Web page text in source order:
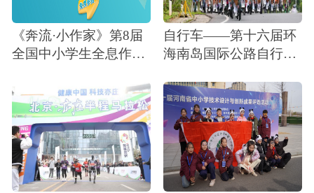
《奔流·小作家》第8届
全国中小学生全息作文
字文学馆作品征集
自行车——第十六届环
海南岛国际公路自行车